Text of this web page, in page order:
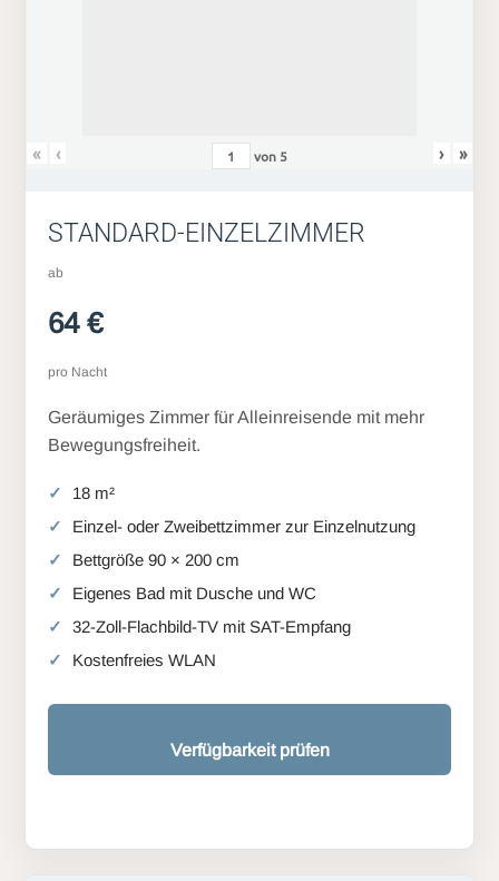
« ‹ von 5 › »
STANDARD-EINZELZIMMER
ab
64 €
pro Nacht
Geräumiges Zimmer für Alleinreisende mit mehr
Bewegungsfreiheit.
18 m²
Einzel- oder Zweibettzimmer zur Einzelnutzung
Bettgröße 90 × 200 cm
Eigenes Bad mit Dusche und WC
32-Zoll-Flachbild-TV mit SAT-Empfang
Kostenfreies WLAN
Verfügbarkeit prüfen